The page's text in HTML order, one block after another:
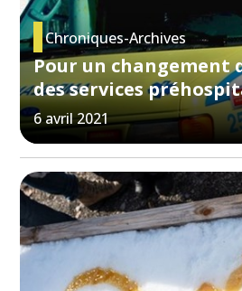
Chroniques-Archives
Pour un changement
des services
6 avril 2021